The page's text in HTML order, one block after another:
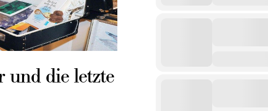
und die letzte